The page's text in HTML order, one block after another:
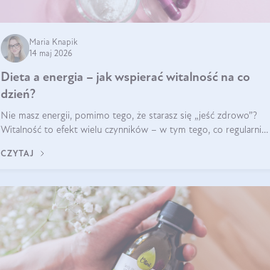
Maria Knapik
14 maj 2026
Dieta a energia – jak wspierać witalność na co
dzień?
Nie masz energii, pomimo tego, że starasz się „jeść zdrowo”?
Witalność to efekt wielu czynników – w tym tego, co regularnie
się w zależności od osoby
CZYTAJ